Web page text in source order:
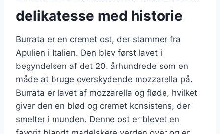
delikatesse med historie
Burrata er en cremet ost, der stammer fra
Apulien i Italien. Den blev først lavet i
begyndelsen af det 20. århundrede som en
måde at bruge overskydende mozzarella på.
Burrata er lavet af mozzarella og fløde, hvilket
giver den en blød og cremet konsistens, der
smelter i munden. Denne ost er blevet en